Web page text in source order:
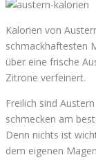
Kalorien von
schmackhaftesten
über eine frische
Zitrone verfeinert.
Freilich sind
schmecken am
Denn nichts ist
dem eigenen